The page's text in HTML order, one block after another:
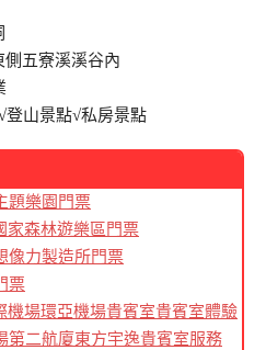
五寮溪溪谷內
登山景點√私房景點
題樂園門票
家森林遊樂區門票
像力製造所門票
票
機場環亞機場貴賓室貴賓室體驗
第二航廈東方宇逸貴賓室服務